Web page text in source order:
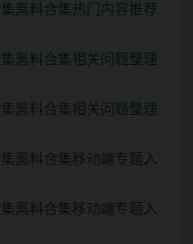
黑料合集热门内容推荐
黑料合集相关问题整理
黑料合集相关问题整理
黑料合集移动端专题入
黑料合集移动端专题入